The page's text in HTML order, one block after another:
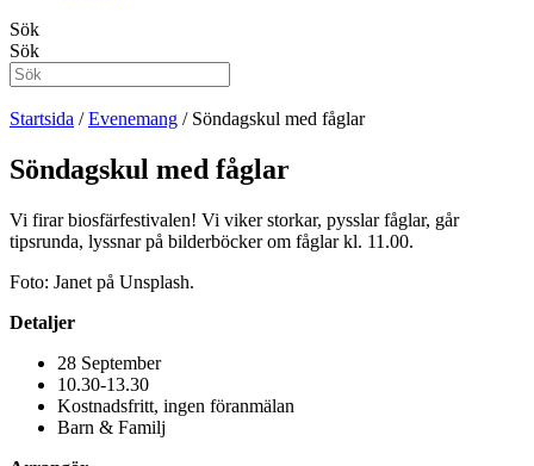
Sök
Sök
Startsida / Evenemang / Söndagskul med fåglar
Söndagskul med fåglar
Vi firar biosfärfestivalen! Vi viker storkar, pysslar fåglar, går
tipsrunda, lyssnar på bilderböcker om fåglar kl. 11.00.
Foto: Janet på Unsplash.
Detaljer
28 September
10.30-13.30
Kostnadsfritt, ingen föranmälan
Barn & Familj